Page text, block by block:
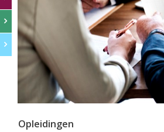
Opleidingen